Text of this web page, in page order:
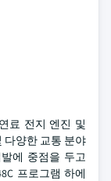
료 전지 엔진 및
다양한 교통 분야
에 중점을 두고
프로그램 하에